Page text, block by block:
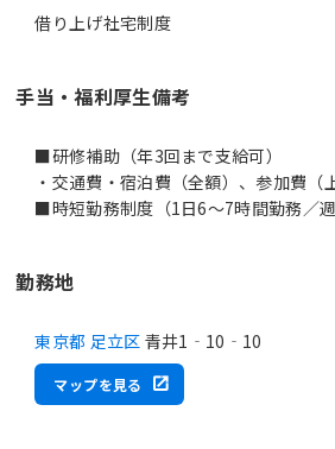
借り上げ社宅制度
手当・福利厚生備考
■研修補助（年3回まで支給可）
・交通費・宿泊費（全額）、参加費（
■時短勤務制度（1日6～7時間勤務／週
勤務地
東京都 足立区 青井1‐10‐10
マップを見る